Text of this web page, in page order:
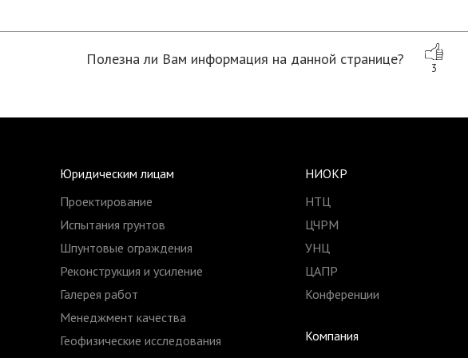
Полезна ли Вам информация на данной странице? 3
Юридическим лицам
Проектирование
Испытания грунтов
Шпунтовые ограждения
Реконструкция и усиление
Галерея работ
Менеджмент качества
Геофизические исследования
НИОКР
НТЦ
ЦЧРМ
УНЦ
ЦАПР
Конференции
Компания